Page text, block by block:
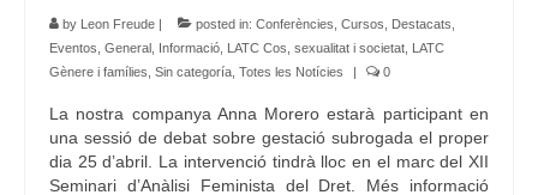
by Leon Freude | posted in: Conferències Cursos Destacats
Eventos General Informació LATC Cos, sexualitat i societat LATC
Gènere i famílies Sin categoría Totes les Notícies | 0
La nostra companya Anna Morero estarà participant en
una sessió de debat sobre gestació subrogada el proper
dia 25 d’abril. La intervenció tindrà lloc en el marc del XII
Seminari d’Anàlisi Feminista del Dret. Més informació